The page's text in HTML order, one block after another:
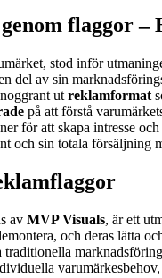
flaggor –
stod inför
del av sin
ut reklamformat
på att förstå
för att skapa intresse
och sin totala försäljning
av MVP Visuals, är ett
och deras lätta
traditionella